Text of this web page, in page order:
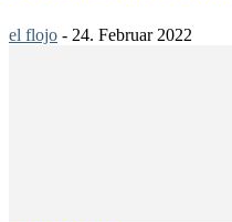
el flojo - 24. Februar 2022